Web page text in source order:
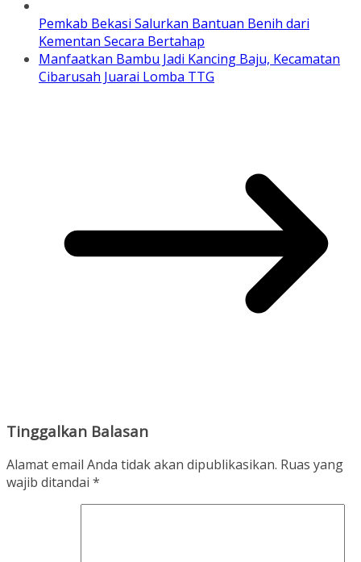
Pemkab Bekasi Salurkan Bantuan Benih dari
Kementan Secara Bertahap
Manfaatkan Bambu Jadi Kancing Baju, Kecamatan
Cibarusah Juarai Lomba TTG
Tinggalkan Balasan
Alamat email Anda tidak akan dipublikasikan. Ruas yang
wajib ditandai *